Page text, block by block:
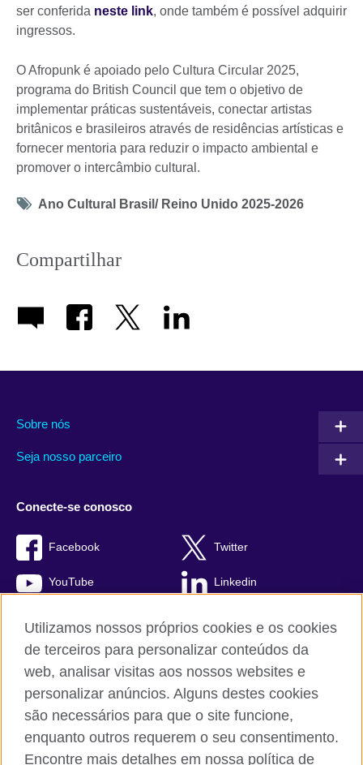
ser conferida neste link, onde também é possível adquirir
ingressos.
O Afropunk é apoiado pelo Cultura Circular 2025,
programa do British Council que tem o objetivo de
implementar práticas sustentáveis, conectar artistas
britânicos e brasileiros através de residências artísticas e
fornecer mentoria para reduzir o impacto ambiental e
promover o intercâmbio cultural.
Tag
Ano Cultural Brasil/ Reino Unido 2025-2026
Compartilhar
Sobre nós
Seja nosso parceiro
Conecte-se conosco
Facebook Twitter
YouTube Linkedin
British Council global
Comentários e reclamações
Política de privacidade e termos de uso
Utilizamos nossos próprios cookies e os cookies
de terceiros para personalizar conteúdos da
web, analisar visitas aos nossos websites e
personalizar anúncios. Alguns destes cookies
são necessários para que o site funcione,
enquanto outros requerem o seu consentimento.
Encontre mais detalhes em nossa política de